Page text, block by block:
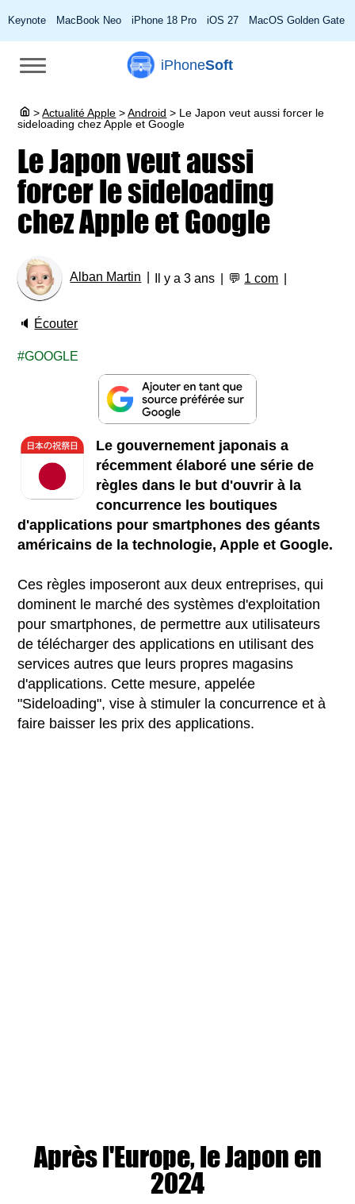
Keynote MacBook Neo iPhone 18 Pro iOS 27 MacOS Golden Gate
iPhoneSoft
> Actualité Apple > Android > Le Japon veut aussi forcer le
sideloading chez Apple et Google
Le Japon veut aussi
forcer le sideloading
chez Apple et Google
Alban Martin Il y a 3 ans 💬 1 com
🔈 Écouter
GOOGLE
Le gouvernement japonais a
récemment élaboré une série de
règles dans le but d'ouvrir à la
concurrence les boutiques
d'applications pour smartphones des géants
américains de la technologie, Apple et Google.
Ces règles imposeront aux deux entreprises, qui
dominent le marché des systèmes d'exploitation
pour smartphones, de permettre aux utilisateurs
de télécharger des applications en utilisant des
services autres que leurs propres magasins
d'applications. Cette mesure, appelée
"Sideloading", vise à stimuler la concurrence et à
faire baisser les prix des applications.
Après l'Europe, le Japon en
2024